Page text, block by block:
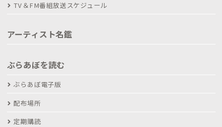
TV＆FM番組放送スケジュール
アーティスト名鑑
ぶらあぼを読む
ぶらあぼ電子版
配布場所
定期購読